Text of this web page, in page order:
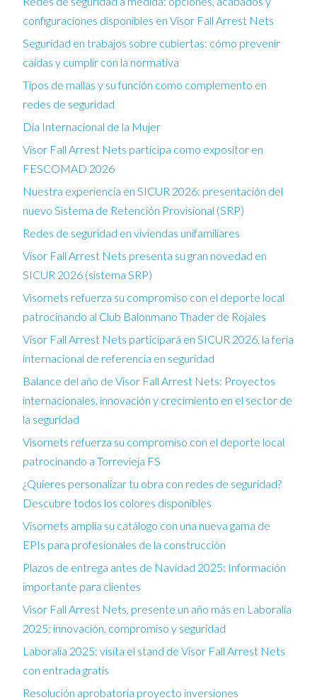
configuraciones disponibles en Visor Fall Arrest Nets
Seguridad en trabajos sobre cubiertas: cómo prevenir
caídas y cumplir con la normativa
Tipos de mallas y su función como complemento en
redes de seguridad
Día Internacional de la Mujer
Visor Fall Arrest Nets participa como expositor en
FESCOMAD 2026
Nuestra experiencia en SICUR 2026: presentación del
nuevo Sistema de Retención Provisional (SRP)
Redes de seguridad en viviendas unifamiliares
Visor Fall Arrest Nets presenta su gran novedad en
SICUR 2026 (sistema SRP)
Visornets refuerza su compromiso con el deporte local
patrocinando al Club Balonmano Thader de Rojales
Visor Fall Arrest Nets participará en SICUR 2026, la feria
internacional de referencia en seguridad
Balance del año de Visor Fall Arrest Nets: Proyectos
internacionales, innovación y crecimiento en el sector de
la seguridad
Visornets refuerza su compromiso con el deporte local
patrocinando a Torrevieja FS
¿Quieres personalizar tu obra con redes de seguridad?
Descubre todos los colores disponibles
Visornets amplía su catálogo con una nueva gama de
EPIs para profesionales de la construcción
Plazos de entrega antes de Navidad 2025: Información
importante para clientes
Visor Fall Arrest Nets, presente un año más en Laboralia
2025: innovación, compromiso y seguridad
Laboralia 2025: visita el stand de Visor Fall Arrest Nets
con entrada gratis
Resolución aprobatoria proyecto inversiones